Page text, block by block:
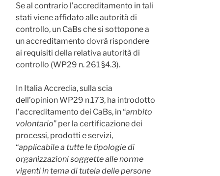
Se al contrario l’accreditamento in tali
stati viene affidato alle autorità di
controllo, un CaBs che si sottopone a
un accreditamento dovrà rispondere
ai requisiti della relativa autorità di
controllo (WP29 n. 261 §4.3).
In Italia Accredia, sulla scia
dell’opinion WP29 n.173, ha introdotto
l’accreditamento dei CaBs, in “ambito
volontario” per la certificazione dei
processi, prodotti e servizi,
“applicabile a tutte le tipologie di
organizzazioni soggette alle norme
vigenti in tema di tutela delle persone